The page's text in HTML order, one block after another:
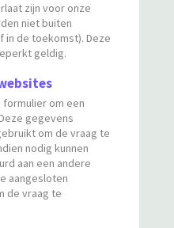
zijn voor onze
niet buiten
in de toekomst). Deze
geldig.
om een
gegevens
om de vraag te
nodig kunnen
aan een andere
aangesloten
de vraag te